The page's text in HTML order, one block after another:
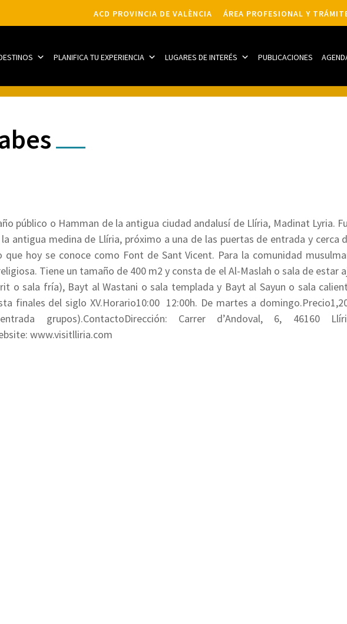
ACD PROVINCIA DE VALÈNCIA ÁREA PROFESIONAL Y
PLANIFICA TU EXPERIENCIA LUGARES DE INTERÉS PUBLICACIONES
público o Hamman de la antigua ciudad andalusí de Llíria, Madinat Lyria.
antigua medina de Llíria, próximo a una de las puertas de entrada y cerca
que hoy se conoce como Font de Sant Vicent. Para la comunidad
Tiene un tamaño de 400 m2 y consta de el Al-Maslah o sala de estar
o sala fría), Bayt al Wastani o sala templada y Bayt al Sayun o sala
finales del siglo XV.Horario10:00  12:00h. De martes a
grupos).ContactoDirección: Carrer d’Andoval, 6, 46160
www.visitlliria.com